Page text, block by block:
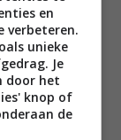
en
verbeteren.
unieke
Je
door het
knop of
de